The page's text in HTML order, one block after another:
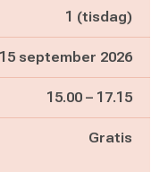
1 (tisdag)
15 september 2026
Pågår mellan
15.00 – och
17.15
Gratis